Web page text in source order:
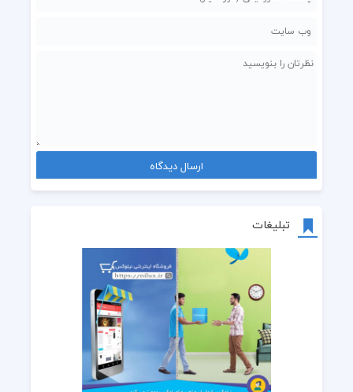
تبلیغات